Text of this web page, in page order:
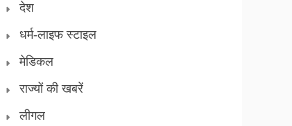
देश
धर्म-लाइफ स्टाइल
मेडिकल
राज्यों की खबरें
लीगल